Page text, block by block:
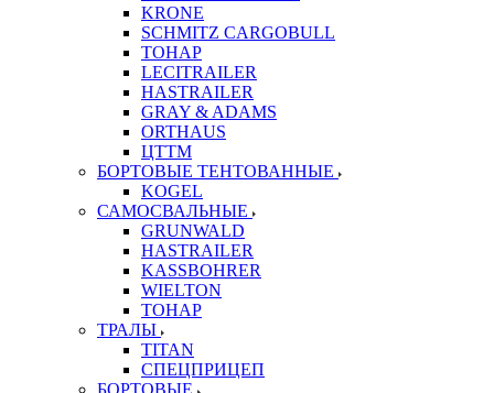
KRONE
SCHMITZ CARGOBULL
ТОНАР
LECITRAILER
HASTRAILER
GRAY & ADAMS
ORTHAUS
ЦТТМ
БОРТОВЫЕ ТЕНТОВАННЫЕ
KOGEL
САМОСВАЛЬНЫЕ
GRUNWALD
HASTRAILER
KASSBOHRER
WIELTON
ТОНАР
ТРАЛЫ
TITAN
СПЕЦПРИЦЕП
БОРТОВЫЕ